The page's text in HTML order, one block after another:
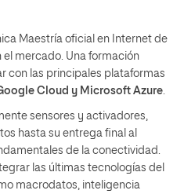
Maestría oficial en Internet de
el mercado. Una formación
con las principales plataformas
Cloud y Microsoft Azure.
sensores y activadores,
hasta su entrega final al
de la conectividad.
las últimas tecnologías del
macrodatos, inteligencia